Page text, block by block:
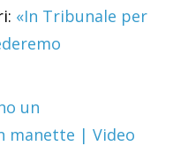
«In Tribunale per
un
manette | Video